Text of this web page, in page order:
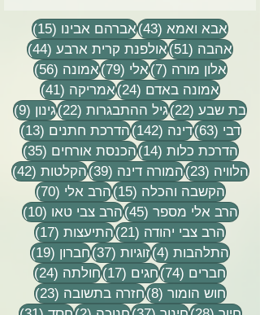
אבא ואמא (43) 43 פוסטים
אברהם אבינו (15)
15 פוסטים
אהבה (51) 51 פוסטים
אולפנת קרית ארבע (44)
44 פוסטים
אלון מורה (7) 7 פוסטיםאלי (79) 79 פוסטים
אמונה (56)
56 פוסטים
אמונה באדם (24) 24 פוסטים
אמריקה (41)
41 פוסטים
בת שבע (22) 22 פוסטים
גיל ההתבגרות (22) 22 פוסטים
גינון (9)
9 פוסטים
דבי (63) 63 פוסטים
דינה (142) 142 פוסטים
הדרכת חתנים (13)
13 פוסטים
הדרכת כלות (14) 14 פוסטים
הכנסת אורחים (35)
35 פוסטים
הלוויה (23) 23 פוסטים
המורה דינה (39) 39 פוסטים
הקלטות (42)
42
הקשבה והכלה (15) 15 פוסטים
הרב אלי (70)
70 פוסטים
הרב אלי מספר (45) 45 פוסטים
הרב צבי טאו (10)
10 פוסטים
הרב צבי יהודה (21) 21 פוסטים
התיעצות (17)
17 פוסטים
התלהבות (4) 4 פוסטיםזוגיות (37) 37 פוסטים
חברון (19)
19 פוסטים
חברים (74) 74 פוסטים
חגים (17) 17 פוסטים
חולתה (24)
24 פוסטים
חוש הומור (8) 8 פוסטיםחזרה בתשובה (23)
23 פוסטים